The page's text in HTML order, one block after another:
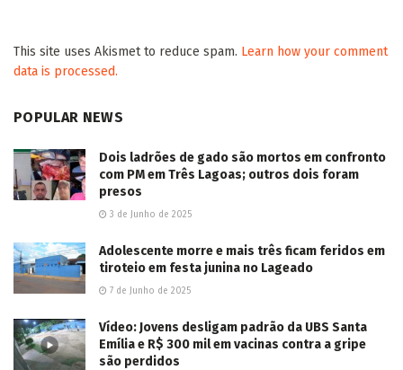
This site uses Akismet to reduce spam. Learn how your comment
data is processed.
POPULAR NEWS
Dois ladrões de gado são mortos em confronto
com PM em Três Lagoas; outros dois foram
presos
3 de Junho de 2025
Adolescente morre e mais três ficam feridos em
tiroteio em festa junina no Lageado
7 de Junho de 2025
Vídeo: Jovens desligam padrão da UBS Santa
Emília e R$ 300 mil em vacinas contra a gripe
são perdidos